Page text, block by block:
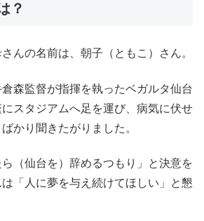
？
んの名前は、朝子（ともこ）さん。
森監督が指揮を執ったベガルタ仙台
スタジアムへ足を運び、病気に伏せ
かり聞きたがりました。
（仙台を）辞めるつもり」と決意を
「人に夢を与え続けてほしい」と懇